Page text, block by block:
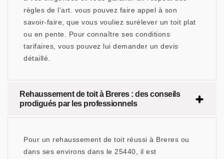
règles de l’art. vous pouvez faire appel à son
savoir-faire, que vous vouliez surélever un toit plat
ou en pente. Pour connaître ses conditions
tarifaires, vous pouvez lui demander un devis
détaillé.
Rehaussement de toit à Breres : des conseils
prodigués par les professionnels
Pour un rehaussement de toit réussi à Breres ou
dans ses environs dans le 25440, il est